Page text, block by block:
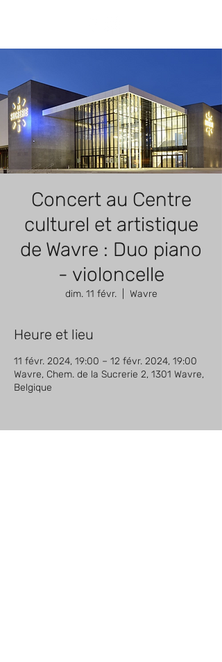
Concert au Centre
culturel et artistique
de Wavre : Duo piano
- violoncelle
dim. 11 févr.
  |
Wavre
Heure et lieu
11 févr. 2024, 19:00 – 12 févr. 2024, 19:00
Wavre, Chem. de la Sucrerie 2, 1301 Wavre,
Belgique